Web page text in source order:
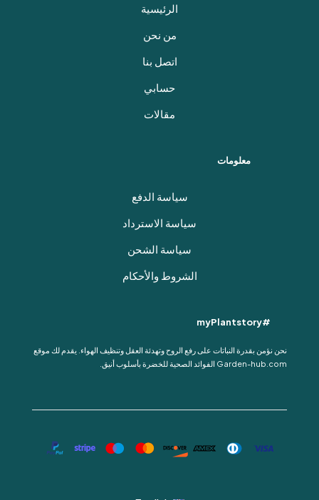
الرئيسية
من نحن
اتصل بنا
حسابي
مقالات
معلومات
سياسة الدفع
سياسة الاسترداد
سياسة الشحن
الشروط والأحكام
#myPlantstory
نحن نؤمن بقدرة النباتات على رفع الروح وتهدئة العقل وتنظيف الهواء. يقدم لك موقع
Garden-hub.com الفوائد الصحية للخضرة بأسلوب أنيق.